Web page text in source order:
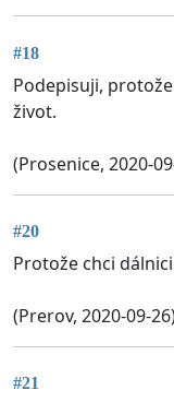
#18
Podepisuji,
život.
(Prosenice, 2020-
#20
Protože chci dálnici
(Prerov, 2020-09-
#21